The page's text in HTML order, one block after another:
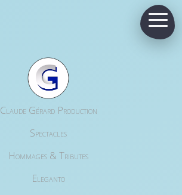
Claude Gérard Production
Spectacles
Hommages & Tributes
Eleganto